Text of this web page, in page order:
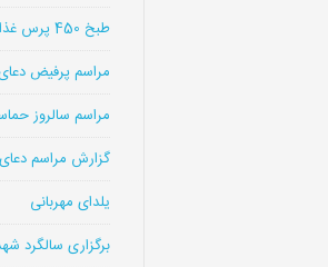
طبخ 450 پرس غذای نذری ( چلو جوجه )
مراسم پرفیض
مراسم سالروز حماسه 9
گزارش مراسم دعای
یلدای مهربانی
برگزاری سالگرد شهدای